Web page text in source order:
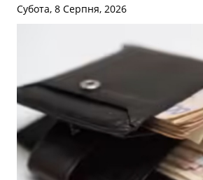
Субота, 8 Серпня, 2026